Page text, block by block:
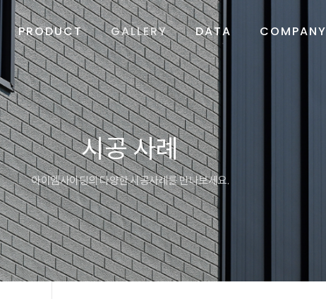
PRODUCT GALLERY DATA COMPANY
시공 사례
아이엠사이딩의 다양한 시공사례를 만나보세요.